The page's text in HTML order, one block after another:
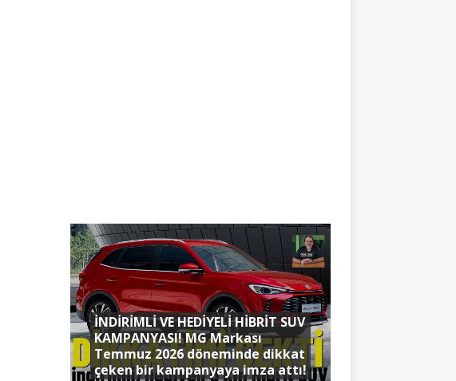
İNDİRİMLİ VE HEDİYELİ HİBRİT SUV
KAMPANYASI! MG Markası
Temmuz 2026 döneminde dikkat
çeken bir kampanyaya imza attı!